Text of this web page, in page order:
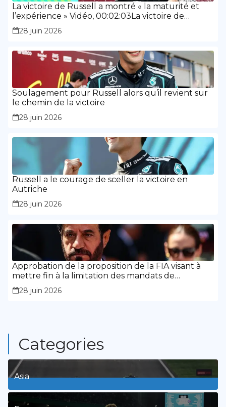
La victoire de Russell a montré « la maturité et
l’expérience » Vidéo, 00:02:03La victoire de
Russell a montré « la maturité et l’expérience »
28 juin 2026
Soulagement pour Russell alors qu’il revient sur
le chemin de la victoire
28 juin 2026
Russell a le courage de sceller la victoire en
Autriche
28 juin 2026
Approbation de la proposition de la FIA visant à
mettre fin à la limitation des mandats de
présidence
28 juin 2026
Categories
Asia
1Posts